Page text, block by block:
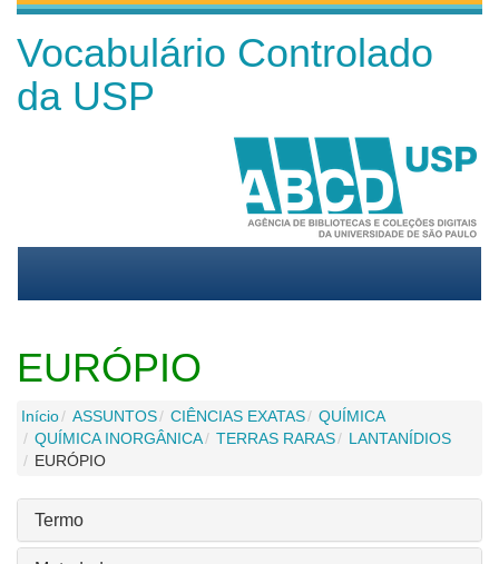
Vocabulário Controlado
da USP
EURÓPIO
Início ASSUNTOS CIÊNCIAS EXATAS
QUÍMICA
QUÍMICA INORGÂNICA
TERRAS RARAS
LANTANÍDIOS
EURÓPIO
Termo